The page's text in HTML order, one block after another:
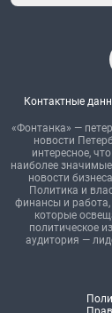
Контактные
«Фонтанка» —
новости
интересное,
наиболее
новости
Политика и
финансы и работа,
которые
политическое
аудитория —